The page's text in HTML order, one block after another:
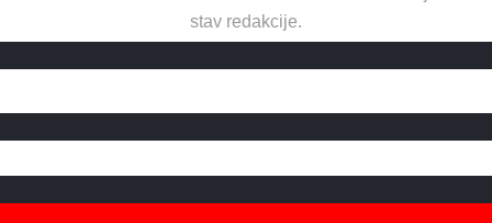
stav redakcije.